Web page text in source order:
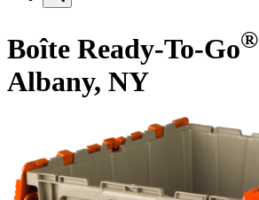
Boîte Ready-To-Go®
Albany, NY